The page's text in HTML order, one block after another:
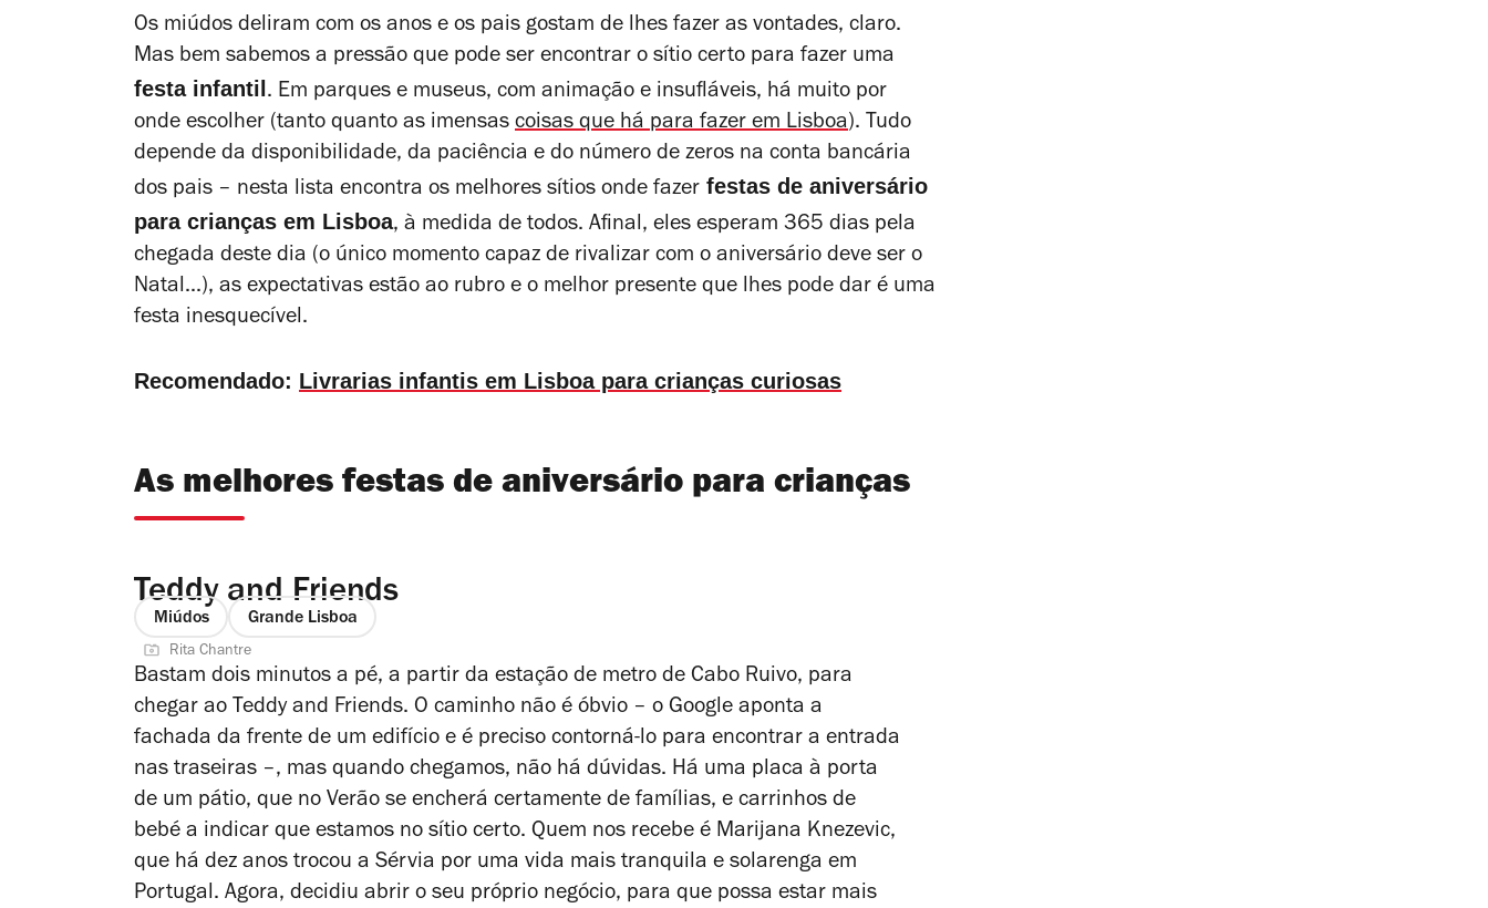
Os miúdos deliram com os anos e os pais gostam de lhes fazer as vontades, claro.
Mas bem sabemos a pressão que pode ser encontrar o sítio certo para fazer uma
festa infantil . Em parques e museus, com animação e insufláveis, há muito por
onde escolher (tanto quanto as imensas coisas que há para fazer em Lisboa). Tudo
depende da disponibilidade, da paciência e do número de zeros na conta bancária
dos pais – nesta lista encontra os melhores sítios onde fazer festas de aniversário
para crianças em Lisboa, à medida de todos. Afinal, eles esperam 365 dias pela
chegada deste dia (o único momento capaz de rivalizar com o aniversário deve ser o
Natal...), as expectativas estão ao rubro e o melhor presente que lhes pode dar é uma
festa inesquecível.
Recomendado: Livrarias infantis em Lisboa para crianças curiosas
As melhores festas de aniversário para crianças
Teddy and Friends
Miúdos Grande Lisboa
Rita Chantre
Bastam dois minutos a pé, a partir da estação de metro de Cabo Ruivo, para
chegar ao Teddy and Friends. O caminho não é óbvio – o Google aponta a
fachada da frente de um edifício e é preciso contorná-lo para encontrar a entrada
nas traseiras –, mas quando chegamos, não há dúvidas. Há uma placa à porta
de um pátio, que no Verão se encherá certamente de famílias, e carrinhos de
bebé a indicar que estamos no sítio certo. Quem nos recebe é Marijana Knezevic,
que há dez anos trocou a Sérvia por uma vida mais tranquila e solarenga em
Portugal. Agora, decidiu abrir o seu próprio negócio, para que possa estar mais